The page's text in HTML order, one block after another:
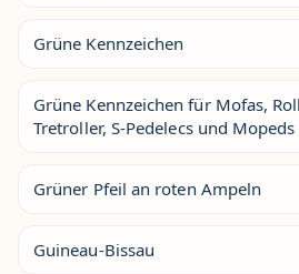
Grüne Kennzeichen
Grüne Kennzeichen für Mofas,
Tretroller, S-Pedelecs und Mopeds
Grüner Pfeil an roten Ampeln
Guineau-Bissau